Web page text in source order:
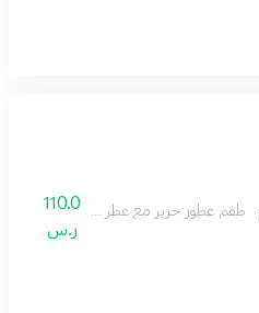
طقم عطور حرير مع عطر شعر، نفحات غربية
110.0
ر.س